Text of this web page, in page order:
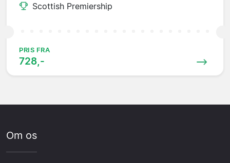
Scottish Premiership
PRIS FRA
728,-
Om os